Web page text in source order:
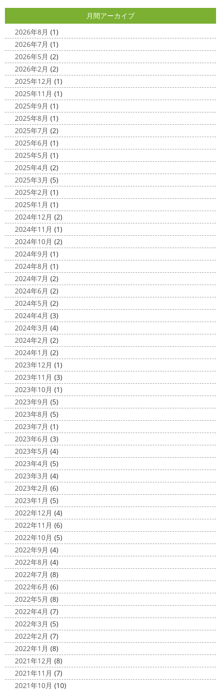
2025/04/24
美容院
＊横浜・藤沢・寒川・小田
なりどんどん暖かくなってきましたね
先日は娘の美容院
に行ってきました
腰まで頑張って伸ばした髪の毛をバッ
サリ切りたいとの事だったで数年ぶりの美容院に
30セン
チほど切る ...
は真冬の寒さとなりましたがいかがお過ごしですか？
先
日は都内の夜桜を観に行きました
例年よりも大分寒いお
花見になりましたがとても綺麗でした(*^_^*)
帰りは人気
のハン ...
みなさんこんにちは(^O^)
が、みなさんはいかがお過ごしですか？
笑 先日、池袋の
サンシャイン水族館に行きました
外国人の方が多く、
館内はとても賑わっていました
ここの大きな水槽にはサ
...
今日は高圧洗浄が何故必要かについて説明させていただき
ます
塗装工事をお考えのお客様は長くなりますが、ぜ
ひ読んでみてくださいね
外壁や屋根の表面に塗装してで
きた塗膜は、毎日屋外で紫外線、雨風、排気ガスなどにさ
らされて ...
カ陽気になり過ごしやすくなりましたね
お知らせをさせていただきます
先日、弊社が日本ペイン
ト神奈川営業所様より優良施工会社として表彰されました
このよ ...
すぎる
コロナがまた蔓延していますが、体調管理に気を
さてさて、先日のサーフレッスン
ちょっとご無沙 ...
2020/11/30
Bali
＊湘南の外壁塗装専門店＊
こんにちは!! 今日はバリショットを少しだ
け
南国 ウルワツ
海パンで海に入
れるって最高ですね
だまだ普通にバリに行く事は難しいですが、早く自由に海
外に行けるようになりますように…
2020/11/26
海散歩
＊湘南の外壁塗装専門店＊
こんにちわ☼ 最近はグッと気温が下がり
寒くなりましたね
気づけば今年も後一
か月ちょっと(´ﾟдﾟ｀) 早い早い
ロナが危険な感じになってきたので、海にはたくさんの人
が来てました！！ でも、海なら ...
2020/11/19
海に行きたい…！！！＊湘南の外壁
塗装専門店＊
最近は暖かくて過ごしやすいお天気です
ね
弊社ライダーの脇祐史君はバリ島に行きました!! 私も
行きたいーーーーー!!! 写真が送られてきたら、またアップ
していきますね
ット
2020/11/12
朝活
＊湘南の外壁塗装専門店＊
小倉氏サーフィンにはまり中
今回は浩
さんも一緒に
３人で出発
波は小さい
けどお天気良くて気持ち～
まずは陸でのイメトレ 入水～
小倉氏ライド
で、すぐ立ててました
2020/11/10
HAPPY HALLOWEEN
＊湘南の
外壁塗装専門店＊
ちょっとご無沙汰してる間にもう11月も
10日が過ぎようとしていますね
2020年もあっとゆう間
に終わってしまう～
今年はコロナの影響で色々なイベン
トもなくなり淋しいですね… ですが、先日ブログでもお伝
えしたマービスタ ...
2020/11/02
ウェット完成
＊湘南の外壁塗装専
門店＊
こんにちは!! 今週も１週間始まりました
が、明日は祝日です
今日も１日頑張りましょう
さて
さて、先日のブログで書いた、小倉氏のオーダーしたウェ
ットが完成しました
ゃんも一緒にパチリ
月間アーカイブ
2026年8月 (1)
2026年7月 (1)
2026年5月 (2)
2026年2月 (2)
2025年12月 (1)
2025年11月 (1)
2025年9月 (1)
2025年8月 (1)
2025年7月 (2)
2025年6月 (1)
2025年5月 (1)
2025年4月 (2)
2025年3月 (5)
2025年2月 (1)
2025年1月 (1)
2024年12月 (2)
2024年11月 (1)
2024年10月 (2)
2024年9月 (1)
2024年8月 (1)
2024年7月 (2)
2024年6月 (2)
2024年5月 (2)
2024年4月 (3)
2024年3月 (4)
2024年2月 (2)
2024年1月 (2)
2023年12月 (1)
2023年11月 (3)
2023年10月 (1)
2023年9月 (5)
2023年8月 (5)
2023年7月 (1)
2023年6月 (3)
2023年5月 (4)
2023年4月 (5)
2023年3月 (4)
2023年2月 (6)
2023年1月 (5)
2022年12月 (4)
2022年11月 (6)
2022年10月 (5)
2022年9月 (4)
2022年8月 (4)
2022年7月 (8)
2022年6月 (6)
2022年5月 (8)
2022年4月 (7)
2022年3月 (5)
2022年2月 (7)
2022年1月 (8)
2021年12月 (8)
2021年11月 (7)
2021年10月 (10)